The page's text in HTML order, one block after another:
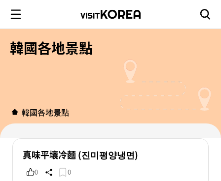
韓國各地景點
韓國各地景點
真味平壤冷麵 (진미평양냉면)
0 0